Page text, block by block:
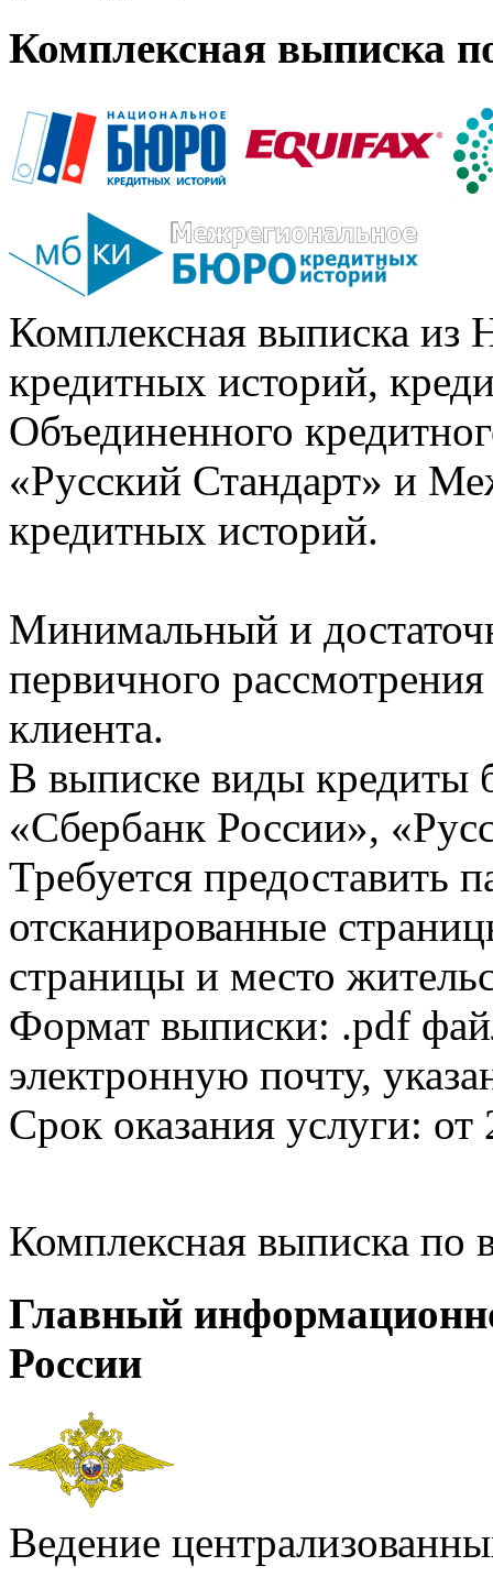
Комплексная выписка
Комплексная выписка из
кредитных историй,
Объединенного
«Русский Стандарт» и
кредитных историй.
Минимальный и
первичного
клиента.
В выписке виды кредиты
«Сбербанк России»,
Требуется предоставить
отсканированные
страницы и место
Формат выписки: .pdf
электронную почту,
Срок оказания услуги: от
Комплексная выписка
Главный
России
Ведение